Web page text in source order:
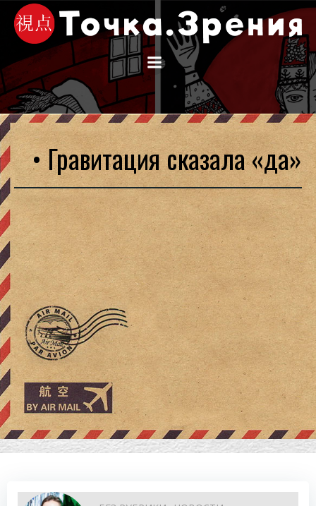
Перейти
к
содержимому
• Гравитация сказала «да»